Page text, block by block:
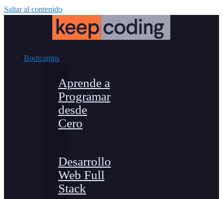
Saltar al contenido
Bootcamps
Aprende a
Programar
desde
Cero
Desarrollo
Web Full
Stack